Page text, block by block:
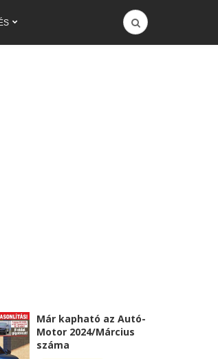
Már kapható az Autó-
Motor 2024/Március
száma